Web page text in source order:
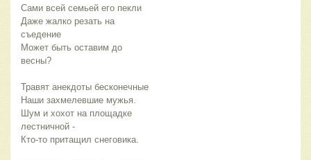
Сами всей семьей его пекли
Даже жалко резать на
съедение
Может быть оставим до
весны?
Травят анекдоты бесконечные
Наши захмелевшие мужья.
Шум и хохот на площадке
лестничной -
Кто-то притащил снеговика.